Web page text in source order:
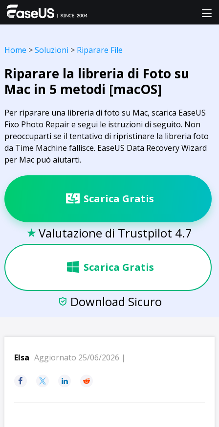
Home >Soluzioni > Riparare File
Riparare la libreria di Foto su
Mac in 5 metodi [macOS]
Per riparare una libreria di foto su Mac, scarica EaseUS
Fixo Photo Repair e segui le istruzioni di seguito. Non
preoccuparti se il tentativo di ripristinare la libreria foto
da Time Machine fallisce. EaseUS Data Recovery Wizard
per Mac può aiutarti.
Scarica Gratis
 Valutazione di Trustpilot 4.7
Scarica Gratis
 Download Sicuro
Elsa Aggiornato 25/06/2026 |
   